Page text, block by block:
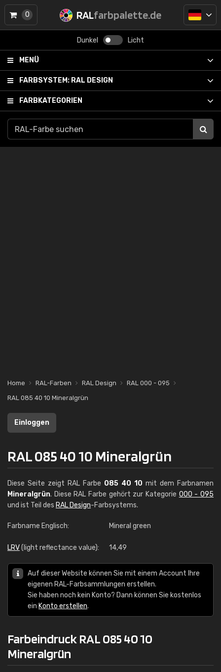
RALfarbpalette.de
Dunkel Licht
MENÜ
FARBSYSTEM: RAL DESIGN
FARBKATEGORIEN
0
Home RAL-Farben RAL Design
RAL 000 - 095
RAL 085 40 10 Mineralgrün
Einloggen
RAL 085 40 10 Mineralgrün
Diese Seite zeigt RAL Farbe 085 40 10 mit dem Farbnamen
Mineralgrün. Diese RAL Farbe gehört zur Kategorie 000 - 095
und ist Teil des RAL Design-Farbsystems.
Farbname Englisch: Mineral green
LRV(light reflectance value): 14,49
Auf dieser Website können Sie mit einem Account Ihre
eigenen RAL-Farbsammlungen erstellen.
Sie haben noch kein Konto? Dann können Sie kostenlos
ein Konto erstellen.
Farbeindruck RAL 085 40 10
Mineralgrün